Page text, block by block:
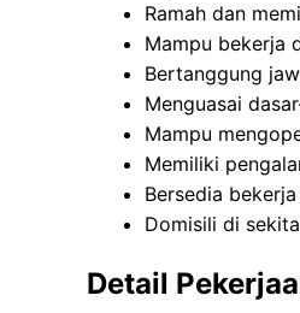
Ramah dan
Mampu bekerja
Bertanggung
Menguasai
Mampu
Memiliki
Bersedia
Domisili di
Detail